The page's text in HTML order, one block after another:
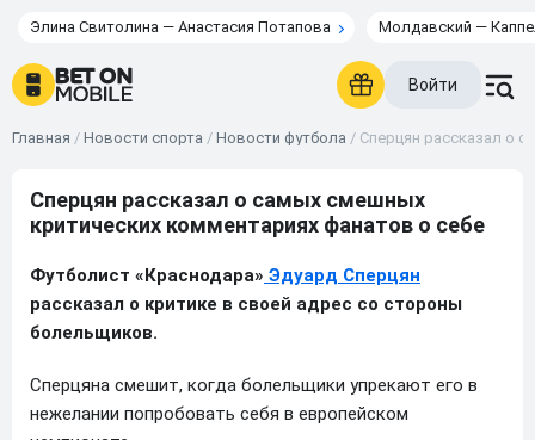
Элина Свитолина — Анастасия Потапова Молдавский —
Войти
Главная / Новости спорта / Новости футбола / Сперцян рассказал о
Сперцян рассказал о самых смешных
критических комментариях фанатов о себе
Футболист «Краснодара» Эдуард Сперцян
рассказал о критике в своей адрес со стороны
болельщиков.
Сперцяна смешит, когда болельщики упрекают его в
нежелании попробовать себя в европейском